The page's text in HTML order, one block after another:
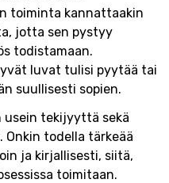
toiminta kannattaakin
jotta sen pystyy
todistamaan.
luvat tulisi pyytää tai
suullisesti sopien.
usein tekijyyttä sekä
todella tärkeää
ja kirjallisesti, siitä,
toimitaan.